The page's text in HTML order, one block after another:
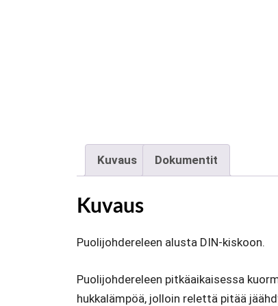
Kuvaus Dokumentit
Kuvaus
Puolijohdereleen alusta DIN-kiskoon.
Puolijohdereleen pitkäaikaisessa
hukkalämpöä, jolloin relettä pitää